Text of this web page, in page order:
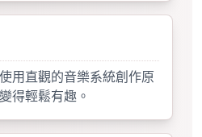
用直觀的音樂系統創作原
得輕鬆有趣。